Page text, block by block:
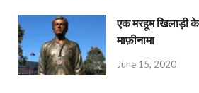
एक मरहूम खिलाड़ी
माफ़ीनामा
June 15, 2020